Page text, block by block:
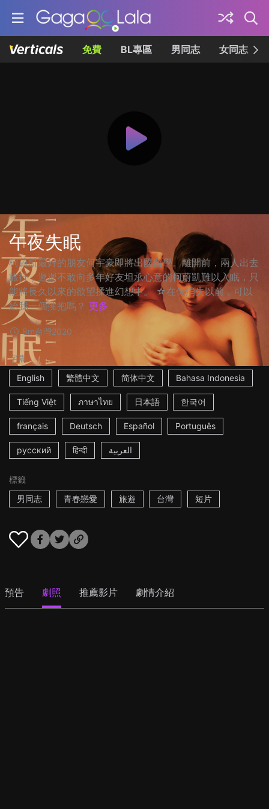
免費 BL專區 男同志 女同志
午夜失眠
柯蔚凱最好的朋友何宇豪即將出國留學。離開前，兩人出去
旅行，遲遲不敢向多年好友坦承心意的柯蔚凱難以入眠，只
能將長久以來的欲望揉進幻想中。 ☆在你消失以前，可以
給我一個擁抱嗎？ 更多
8m台灣2020
字幕
English
繁體中文 简体中文 Bahasa Indonesia
Tiếng Việt ภาษาไทย 日本語 한국어
français Deutsch Español Português
русский हिन्दी العربية
標籤
男同志
青春戀愛 旅遊 台灣 短片
預告 劇照 推薦影片 劇情介紹